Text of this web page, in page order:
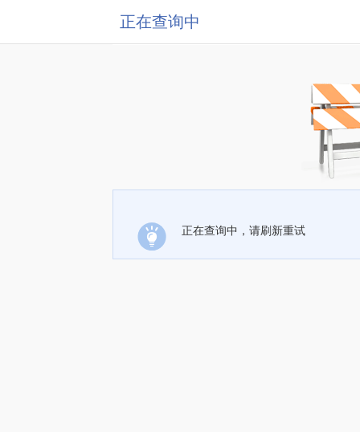
正在查询中
正在查询中，请刷新重试